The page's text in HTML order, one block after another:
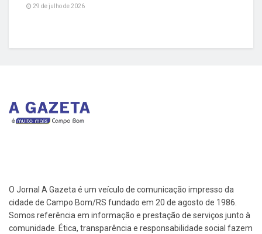
29 de julho de 2026
O Jornal A Gazeta é um veículo de comunicação impresso da
cidade de Campo Bom/RS fundado em 20 de agosto de 1986.
Somos referência em informação e prestação de serviços junto à
comunidade. Ética, transparência e responsabilidade social fazem